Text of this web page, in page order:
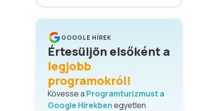
GOOGLE HÍREK
Értesüljön elsőként a
legjobb
programokról!
Kövesse a Programturizmust a
Google Hírekbenegyetlen